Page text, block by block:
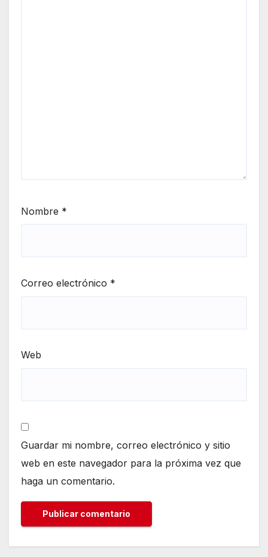
Nombre *
Correo electrónico *
Web
Guardar mi nombre, correo electrónico y sitio
web en este navegador para la próxima vez que
haga un comentario.